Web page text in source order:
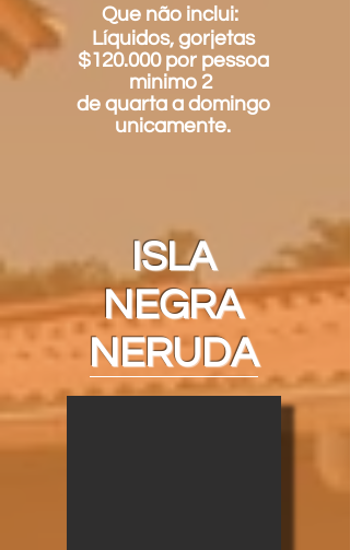
Que não inclui:
Líquidos, gorjetas
$120.000 por pessoa
minimo 2
de quarta a domingo
unicamente.
ISLA
NEGRA
NERUDA